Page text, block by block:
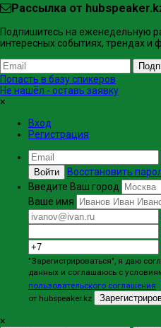
Рассылка от
Подпишитесь на еженедельную
интересных событиях, трендах
Попасть в базу спикеров
Не нашёл - оставь заявку
×
Вход
Регистрация
Войти
Восстановить
Введите Ваш город
Ваше имя
"Зарегистрироваться", я даю
данных и соглашаюсь с
пользовательского соглашения
от hubspeaker.kz
×